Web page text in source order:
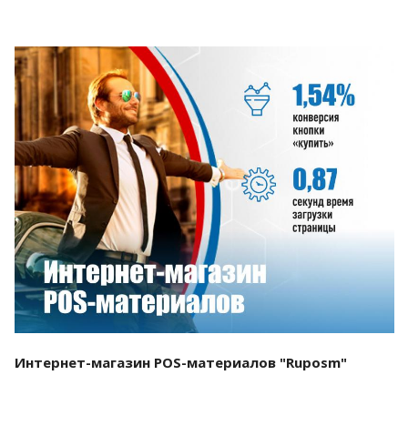
Смотреть проект
Интернет-магазин POS-материалов "Ruposm"